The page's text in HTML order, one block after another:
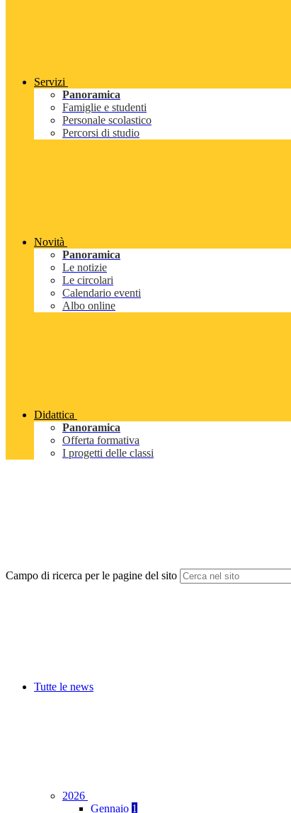
Servizi
Panoramica
Famiglie e studenti
Personale scolastico
Percorsi di studio
Novità
Panoramica
Le notizie
Le circolari
Calendario eventi
Albo online
Didattica
Panoramica
Offerta formativa
I progetti delle classi
Campo di ricerca per le pagine del sito
Tutte le news
2026
Gennaio 1